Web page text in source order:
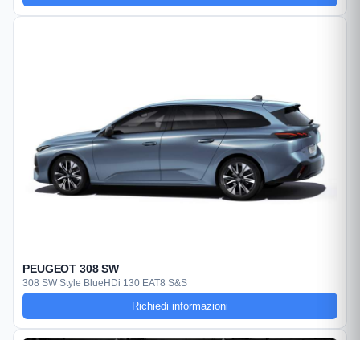
PEUGEOT 308 SW
308 SW Style BlueHDi 130 EAT8 S&S
Richiedi informazioni